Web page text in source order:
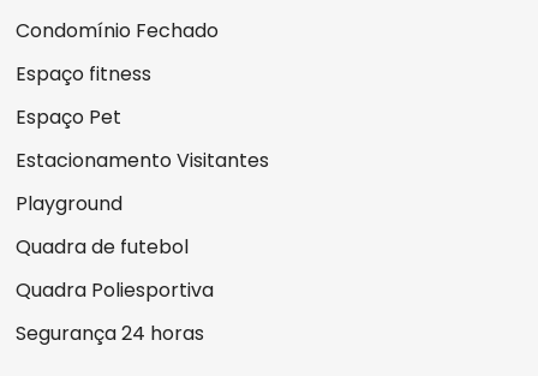
Condomínio Fechado
Espaço fitness
Espaço Pet
Estacionamento Visitantes
Playground
Quadra de futebol
Quadra Poliesportiva
Segurança 24 horas